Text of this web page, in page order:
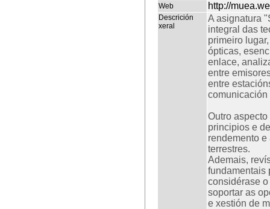
Web
http://
Descrición
xeral
A asignatura
integral das
primeiro
ópticas,
enlace,
entre
entre
comunicación
Outro
principios e
rendemento
terrestres.
Ademais,
fundamentais
considérase
soportar as
e xestión de